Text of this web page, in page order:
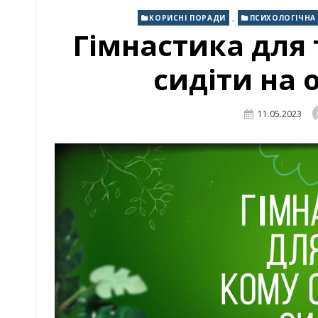
КОРИСНІ ПОРАДИ ,
Гімнастика
сидіти на
Posted
11.05.2023